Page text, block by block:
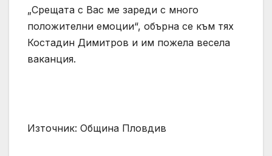
„Срещата с Вас ме зареди с много
положителни емоции“, обърна се към тях
Костадин Димитров и им пожела весела
ваканция.
Източник: Община Пловдив